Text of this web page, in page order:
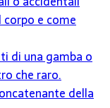
corpo e come
di una gamba o
che raro.
della